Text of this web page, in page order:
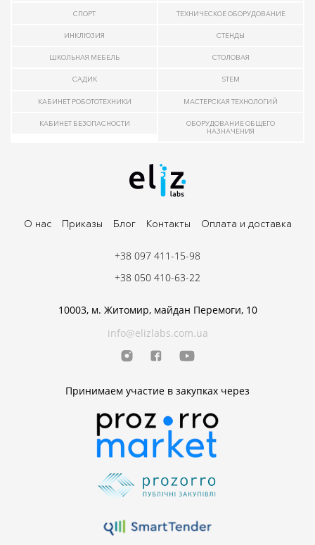
СПОРТ ТЕХНИЧЕСКОЕ ОБОРУДОВАНИЕ
ИНКЛЮЗИЯ СТЕНДЫ
ШКОЛЬНАЯ МЕБЕЛЬ СТОЛОВАЯ
САДИК STEM
КАБИНЕТ РОБОТОТЕХНИКИ МАСТЕРСКАЯ ТЕХНОЛОГИЙ
КАБИНЕТ БЕЗОПАСНОСТИ
ОБОРУДОВАНИЕ ОБЩЕГО
НАЗНАЧЕНИЯ
О нас Приказы Блог Контакты Оплата и доставка
10003, м. Житомир, майдан Перемоги, 10
info@elizlabs.com.ua
Принимаем участие в закупках через
+38 097 411-15-98
+38 050 410-63-22